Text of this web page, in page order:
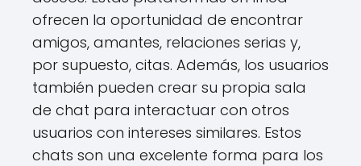
ofrecen la oportunidad de encontrar
amigos, amantes, relaciones serias y,
por supuesto, citas. Además, los usuarios
también pueden crear su propia sala
de chat para interactuar con otros
usuarios con intereses similares. Estos
chats son una excelente forma para los